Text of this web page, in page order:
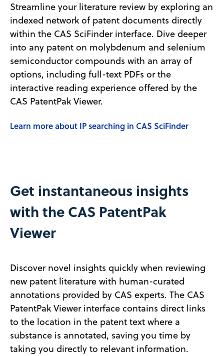
Streamline your literature review by exploring an
indexed network of patent documents directly
within the CAS SciFinder interface. Dive deeper
into any patent on molybdenum and selenium
semiconductor compounds with an array of
options, including full-text PDFs or the
interactive reading experience offered by the
CAS PatentPak Viewer.
Learn more about IP searching in CAS SciFinder
Get instantaneous insights
with the CAS PatentPak
Viewer
Discover novel insights quickly when reviewing
new patent literature with human-curated
annotations provided by CAS experts. The CAS
PatentPak Viewer interface contains direct links
to the location in the patent text where a
substance is annotated, saving you time by
taking you directly to relevant information.